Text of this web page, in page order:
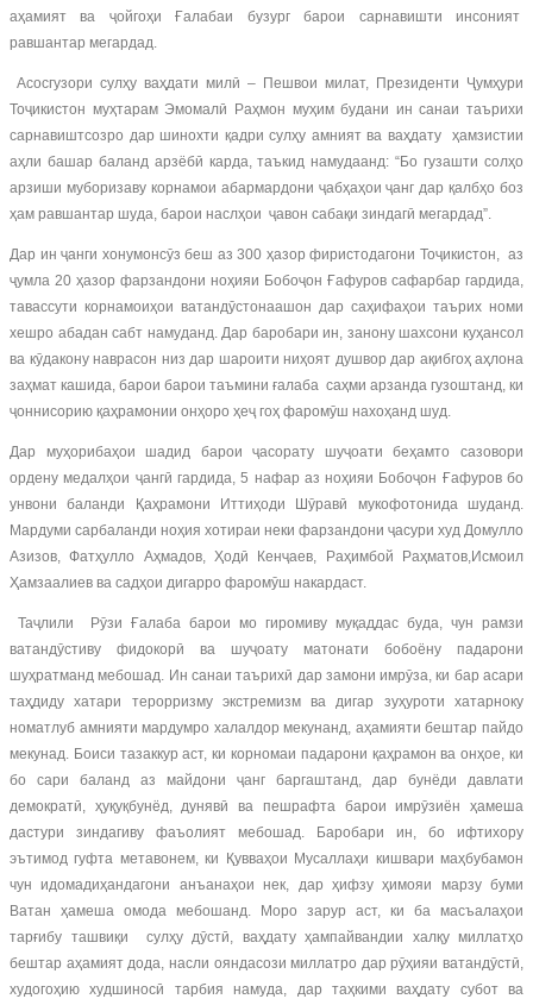
аҳамият ва ҷойгоҳи Ғалабаи бузург барои сарнавишти инсоният
равшантар мегардад.
Асосгузори сулҳу ваҳдати милӣ – Пешвои милат, Президенти Ҷумҳури
Тоҷикистон муҳтарам Эмомалӣ Раҳмон муҳим будани ин санаи таърихи
сарнавиштсозро дар шинохти қадри сулҳу амният ва ваҳдату ҳамзистии
аҳли башар баланд арзёбӣ карда, таъкид намудаанд: “Бо гузашти солҳо
арзиши муборизаву корнамои абармардони ҷабҳаҳои ҷанг дар қалбҳо боз
ҳам равшантар шуда, барои наслҳои ҷавон сабақи зиндагӣ мегардад”.
Дар ин ҷанги хонумонсӯз беш аз 300 ҳазор фиристодагони Тоҷикистон, аз
ҷумла 20 ҳазор фарзандони ноҳияи Бобоҷон Ғафуров сафарбар гардида,
тавассути корнамоиҳои ватандӯстонаашон дар саҳифаҳои таърих номи
хешро абадан сабт намуданд. Дар баробари ин, занону шахсони куҳансол
ва кӯдакону наврасон низ дар шароити ниҳоят душвор дар ақибгоҳ аҳлона
заҳмат кашида, барои барои таъмини ғалаба саҳми арзанда гузоштанд, ки
ҷоннисорию қаҳрамонии онҳоро ҳеҷ гоҳ фаромӯш нахоҳанд шуд.
Дар муҳорибаҳои шадид барои ҷасорату шуҷоати беҳамто сазовори
ордену медалҳои ҷангӣ гардида, 5 нафар аз ноҳияи Бобоҷон Ғафуров бо
унвони баланди Қаҳрамони Иттиҳоди Шӯравӣ мукофотонида шуданд.
Мардуми сарбаланди ноҳия хотираи неки фарзандони ҷасури худ Домулло
Азизов, Фатҳулло Аҳмадов, Ҳодӣ Кенҷаев, Раҳимбой Раҳматов,Исмоил
Ҳамзаалиев ва садҳои дигарро фаромӯш накардаст.
Таҷлили Рӯзи Ғалаба барои мо гиромиву муқаддас буда, чун рамзи
ватандӯстиву фидокорӣ ва шуҷоату матонати бобоёну падарони
шуҳратманд мебошад. Ин санаи таърихӣ дар замони имрӯза, ки бар асари
таҳдиду хатари терорризму экстремизм ва дигар зуҳуроти хатарноку
номатлуб амнияти мардумро халалдор мекунанд, аҳамияти бештар пайдо
мекунад. Боиси тазаккур аст, ки корномаи падарони қаҳрамон ва онҳое, ки
бо сари баланд аз майдони ҷанг баргаштанд, дар бунёди давлати
демократӣ, ҳуқуқбунёд, дунявӣ ва пешрафта барои имрӯзиён ҳамеша
дастури зиндагиву фаъолият мебошад. Баробари ин, бо ифтихору
эътимод гуфта метавонем, ки Қувваҳои Мусаллаҳи кишвари маҳбубамон
чун идомадиҳандагони анъанаҳои нек, дар ҳифзу ҳимояи марзу буми
Ватан ҳамеша омода мебошанд. Моро зарур аст, ки ба масъалаҳои
тарғибу ташвиқи сулҳу дӯстӣ, ваҳдату ҳампайвандии халқу миллатҳо
бештар аҳамият дода, насли ояндасози миллатро дар рӯҳияи ватандӯстӣ,
худогоҳию худшиносӣ тарбия намуда, дар таҳкими ваҳдату субот ва